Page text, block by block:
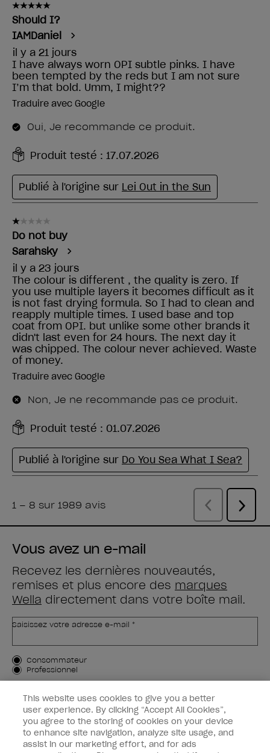
Vous avez un e-mail
Recevez les dernières nouveautés,
remises et plus encore des marques
Wella directement dans votre boîte mail.
Saisissez votre adresse e-mail *
Type de client
Consommateur
Professionnel
M'INSCRIRE
Informations clients
OPI & vous
This website uses cookies to give you a better
user experience. By clicking “Accept All Cookies”,
you agree to the storing of cookies on your device
to enhance site navigation, analyze site usage, and
assist in our marketing effort, and for ads